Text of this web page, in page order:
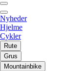
Nyheder
Hjelme
Cykler
Rute
Grus
Mountainbike